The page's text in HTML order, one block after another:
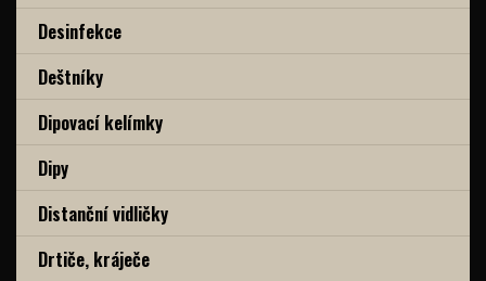
Desinfekce
Deštníky
Dipovací kelímky
Dipy
Distanční vidličky
Drtiče, kráječe